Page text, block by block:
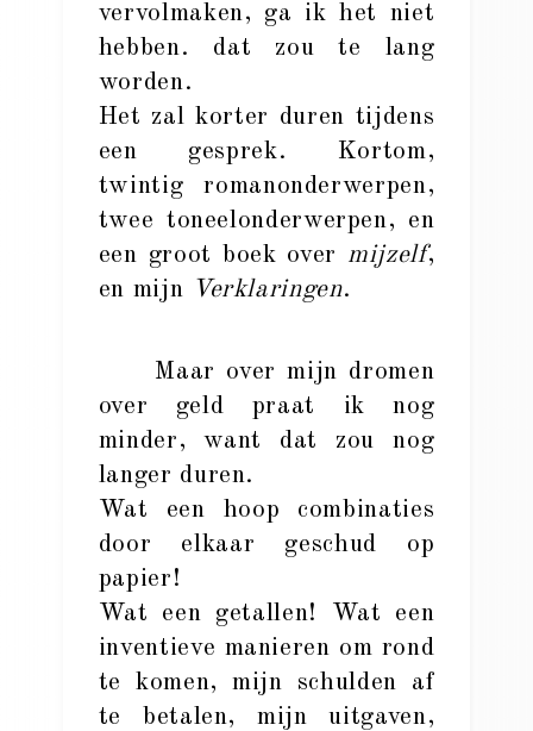
vervolmaken, ga ik het niet
hebben. dat zou te lang
worden.
Het zal korter duren tijdens
een gesprek. Kortom,
twintig romanonderwerpen,
twee toneelonderwerpen, en
een groot boek over mijzelf,
en mijn
Verklaringen.
Maar over mijn dromen
over geld praat ik nog
minder, want dat zou nog
langer duren.
Wat een hoop combinaties
door elkaar geschud op
papier!
Wat een getallen! Wat een
inventieve manieren om rond
te komen, mijn schulden af
te betalen, mijn uitgaven,